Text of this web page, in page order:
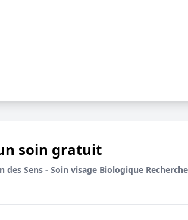
soin gratuit
des Sens - Soin visage Biologique